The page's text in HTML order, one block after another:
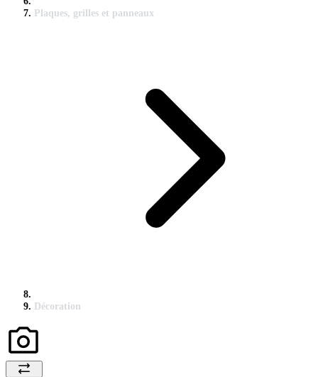
Plaques, grilles et panneaux
Décoration